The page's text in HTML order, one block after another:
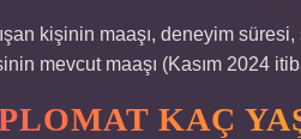
kişinin maaşı, deneyim
mevcut maaşı (Kasım 2024
KAÇ